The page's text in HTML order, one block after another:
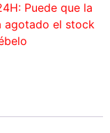
Puede que la
agotado el stock